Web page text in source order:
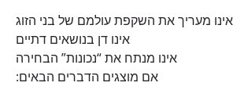
מעריך את השקפת עולמם של בני הזוג
אינו דן בנושאים דתיים
אינו מנתח את “נכונות” הבחירה
אם מוצגים הדברים הבאים: